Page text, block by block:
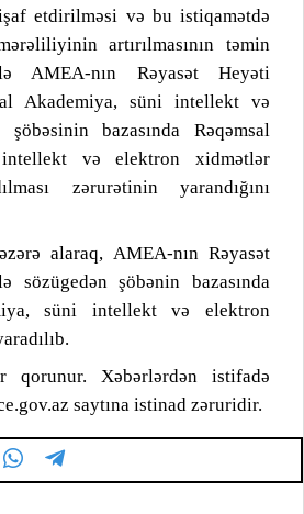
etdirilməsi və bu istiqamətdə
artırılmasının təmin
AMEA-nın Rəyasət Heyəti
Akademiya, süni intellekt və
bazasında Rəqəmsal
və elektron xidmətlər
zərurətinin yarandığını
alaraq, AMEA-nın Rəyasət
sözügedən şöbənin bazasında
süni intellekt və elektron
Xəbərlərdən istifadə
saytına istinad zəruridir.